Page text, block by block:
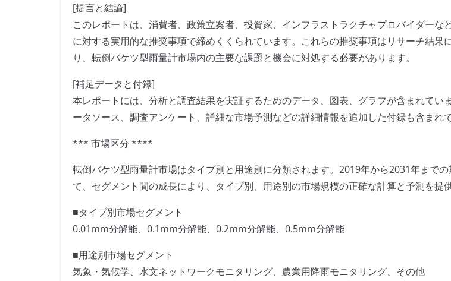
[提言と結論]
このレポートは、消費者、政策立案者、投資家、インフラストラクチャプロバイダーな
に対する実用的な推奨事項で締めくくられています。これらの推奨事項はリサーチ結果
り、転倒バケツ型雨量計市場内の主要な課題と機会に対処する必要があります。
[補足データと付録]
本レポートには、分析と調査結果を実証するためのデータ、図表、グラフが含まれてい
ータソース、調査アンケート、詳細な市場予測などの詳細情報を追加した付録も含まれて
*** 市場区分 ****
転倒バケツ型雨量計市場はタイプ別と用途別に分類されます。2019年から2031年まで
て、セグメント間の成長により、タイプ別、用途別の市場規模の正確な計算と予測を提供
■タイプ別市場セグメント
0.01mm分解能、0.1mm分解能、0.2mm分解能、0.5mm分解能
■用途別市場セグメント
気象・気候学、水文ネットワークモニタリング、農業用降雨モニタリング、その他